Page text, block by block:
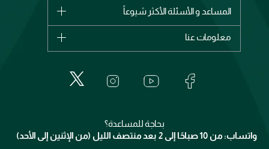
الأكثر مبيعاً
اشترِ بطاقة هدية
بربري
إيف سان لوران
المساعد و الأسئلة الأكثر شيوعاً
الإرجاع
معلومات عنا
خدمات المعارض
برنامج الولاء ميوز
بحاجة للمساعدة؟
واتساب: من 10 صباحًا إلى 2 بعد منتصف الليل (من الإثنين إلى الأحد)